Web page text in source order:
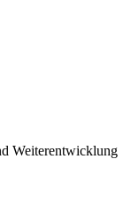
Weiterentwicklung